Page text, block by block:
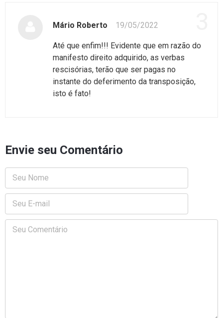
Mário Roberto 19/05/2022
Até que enfim!!! Evidente que em razão do
manifesto direito adquirido, as verbas
rescisórias, terão que ser pagas no
instante do deferimento da transposição,
isto é fato!
Envie seu Comentário